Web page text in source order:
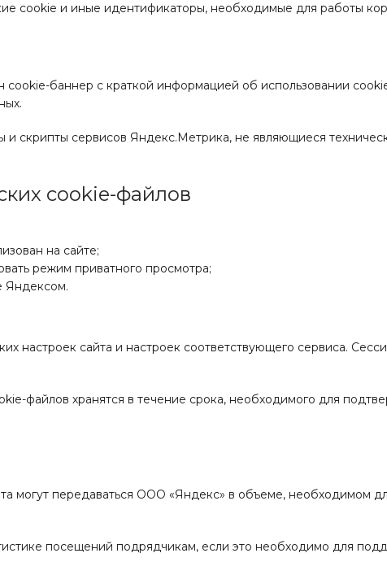
cookie и иные идентификаторы, необходимые для работы
баннер с краткой информацией об использовании
и скрипты сервисов Яндекс.Метрика, не являющиеся
cookie-файлов
на сайте;
режим приватного просмотра;
Яндексом.
настроек сайта и настроек соответствующего сервиса.
файлов хранятся в течение срока, необходимого для
могут передаваться ООО «Яндекс» в объеме, необходимом
посещений подрядчикам, если это необходимо для